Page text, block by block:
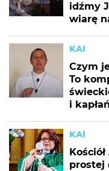
idźmy
wiarę
KAI
Czym
To
i
KAI
prostej